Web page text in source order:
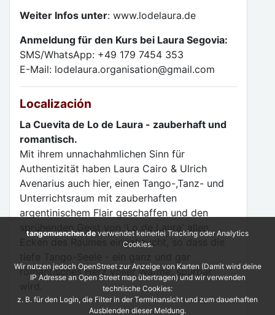
Weiter Infos unter: www.lodelaura.de
Anmeldung für den Kurs bei Laura Segovia:
SMS/WhatsApp: +49 179 7454 353
E-Mail: lodelaura.organisation@gmail.com
Localización
La Cuevita de Lo de Laura - zauberhaft und
romantisch.
Mit ihrem unnachahmlichen Sinn für
Authentizität haben Laura Cairo & Ulrich
Avenarius auch hier, einen Tango-,Tanz- und
Unterrichtsraum mit zauberhaften
argentinischem Flair geschaffen und den
sprühenden Geist von 'Lo de Laura' allen
Ecken des Raumes eingehaucht, so dass die
romantisches Herz voller Wärme, spürbar
tangomuenchen.de verwendet keinerlei Tracking oder Analytics
Cookies.
Wir nutzen jedoch OpenStreet zur Anzeige von Karten (Damit wird deine
IP Adresse an Open Street map übertragen) und wir verwenden
technische Cookies:
z. B. für den Login, die Filter in der Terminansicht und zum dauerhaften
Ausblenden dieser Meldung.